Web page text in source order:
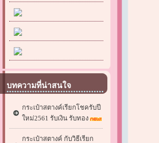
บทความที่น่าสนใจ
กระเป๋าสตางค์เรียกโชครับปี
ใหม่2561 รับเงิน รับทอง
กระเป๋าสตางค์ กับวิธีเรียก